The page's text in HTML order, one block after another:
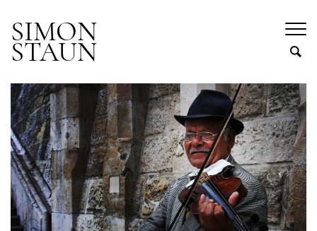
SIMON
STAUN